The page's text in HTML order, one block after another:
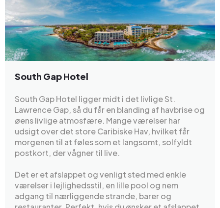
South Gap Hotel
South Gap Hotel ligger midt i det livlige St.
Lawrence Gap, så du får en blanding af havbrise og
øens livlige atmosfære. Mange værelser har
udsigt over det store Caribiske Hav, hvilket får
morgenen til at føles som et langsomt, solfyldt
postkort, der vågner til live.
Det er et afslappet og venligt sted med enkle
værelser i lejlighedsstil, en lille pool og nem
adgang til nærliggende strande, barer og